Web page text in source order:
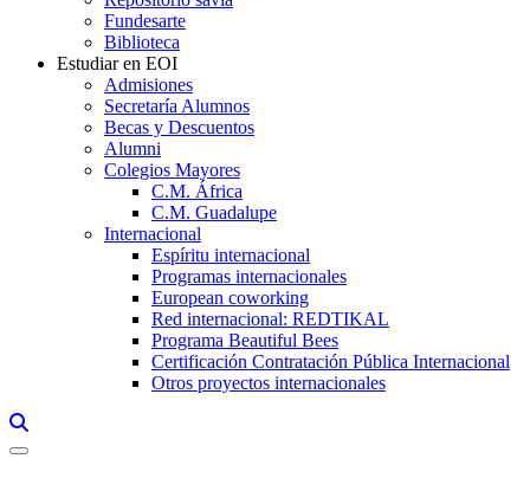
Fundesarte
Biblioteca
Estudiar en EOI
Admisiones
Secretaría Alumnos
Becas y Descuentos
Alumni
Colegios Mayores
C.M. África
C.M. Guadalupe
Internacional
Espíritu internacional
Programas internacionales
European coworking
Red internacional: REDTIKAL
Programa Beautiful Bees
Certificación Contratación Pública Internacional
Otros proyectos internacionales